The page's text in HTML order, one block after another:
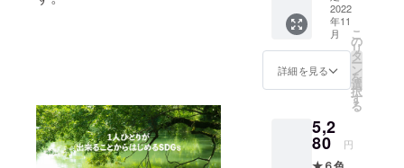
告メー
ルの送
2022
年11
月
詳細を見る
こ
の
リ
タ
ー
ン
を
選
択
す
る
5,2
80 円